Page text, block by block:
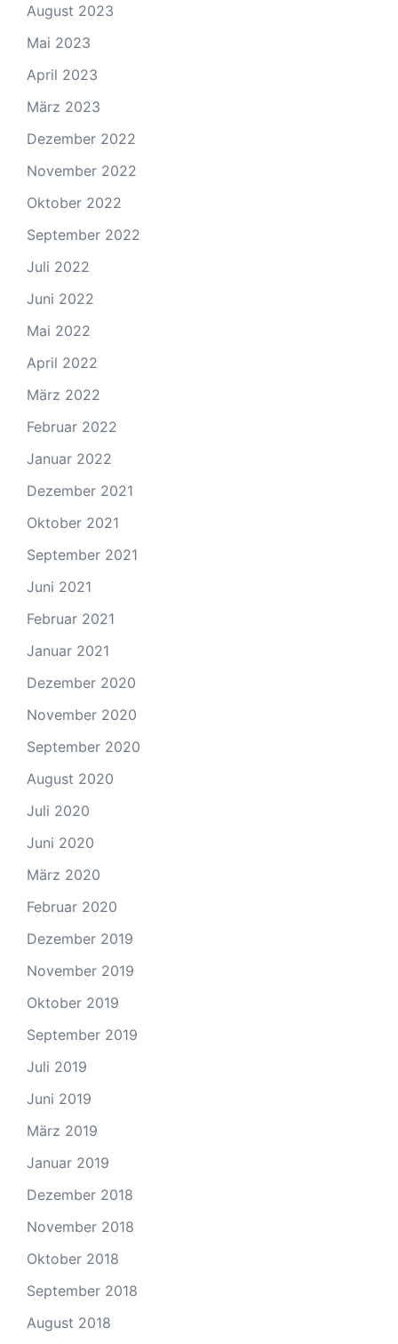
August 2023
Mai 2023
April 2023
März 2023
Dezember 2022
November 2022
Oktober 2022
September 2022
Juli 2022
Juni 2022
Mai 2022
April 2022
März 2022
Februar 2022
Januar 2022
Dezember 2021
Oktober 2021
September 2021
Juni 2021
Februar 2021
Januar 2021
Dezember 2020
November 2020
September 2020
August 2020
Juli 2020
Juni 2020
März 2020
Februar 2020
Dezember 2019
November 2019
Oktober 2019
September 2019
Juli 2019
Juni 2019
März 2019
Januar 2019
Dezember 2018
November 2018
Oktober 2018
September 2018
August 2018